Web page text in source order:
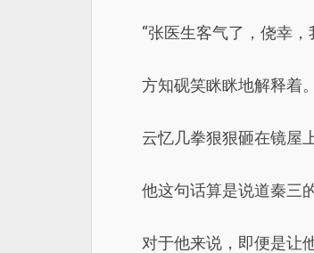
“张医生客气了，侥幸
方知砚笑眯眯地解释着。
云忆几拳狠狠砸在镜屋
他这句话算是说道秦三
对于他来说，即便是让